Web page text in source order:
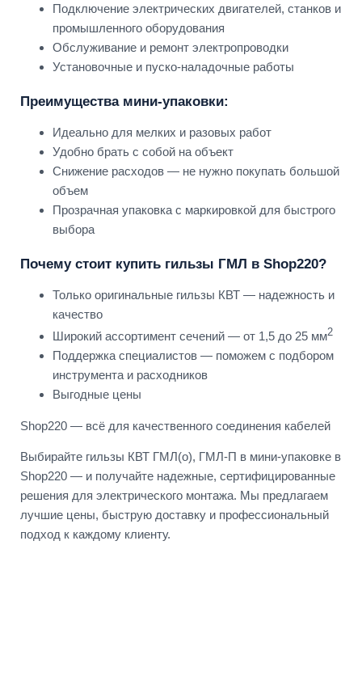
Подключение электрических двигателей, станков и
промышленного оборудования
Обслуживание и ремонт электропроводки
Установочные и пуско-наладочные работы
Преимущества мини-упаковки:
Идеально для мелких и разовых работ
Удобно брать с собой на объект
Снижение расходов — не нужно покупать большой
объем
Прозрачная упаковка с маркировкой для быстрого
выбора
Почему стоит купить гильзы ГМЛ в Shop220?
Только оригинальные гильзы КВТ — надежность и
качество
Широкий ассортимент сечений — от 1,5 до 25 мм2
Поддержка специалистов — поможем с подбором
инструмента и расходников
Выгодные цены
Shop220 — всё для качественного соединения кабелей
Выбирайте гильзы КВТ ГМЛ(о), ГМЛ-П в мини-упаковке в
Shop220 — и получайте надежные, сертифицированные
решения для электрического монтажа. Мы предлагаем
лучшие цены, быструю доставку и профессиональный
подход к каждому клиенту.